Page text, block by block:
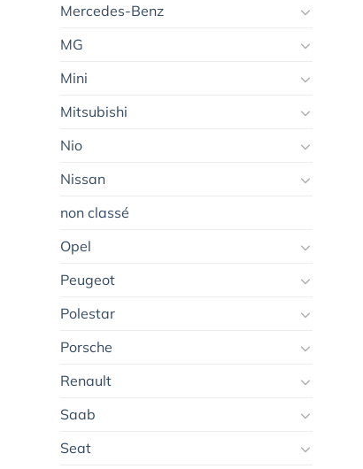
Mercedes-Benz
MG
Mini
Mitsubishi
Nio
Nissan
non classé
Opel
Peugeot
Polestar
Porsche
Renault
Saab
Seat